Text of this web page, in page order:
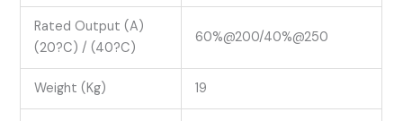
Rated Output (A)
(20?C) / (40?C)
60%@200/40%@250
Weight (Kg) 19